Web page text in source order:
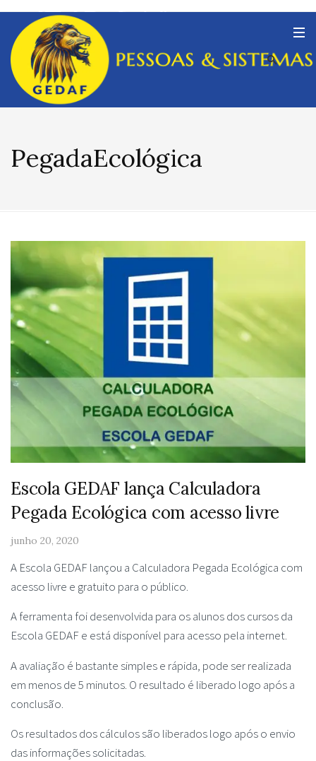
PegadaEcológica
Escola GEDAF lança Calculadora
Pegada Ecológica com acesso livre
junho 20, 2020
A Escola GEDAF lançou a Calculadora Pegada Ecológica com
acesso livre e gratuito para o público.
A ferramenta foi desenvolvida para os alunos dos cursos da
Escola GEDAF e está disponível para acesso pela internet.
A avaliação é bastante simples e rápida, pode ser realizada
em menos de 5 minutos. O resultado é liberado logo após a
conclusão.
Os resultados dos cálculos são liberados logo após o envio
das informações solicitadas.